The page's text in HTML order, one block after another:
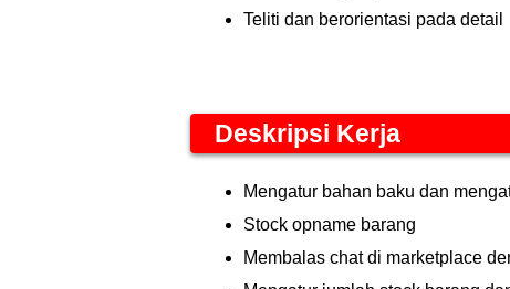
Teliti dan berorientasi pada detail
Deskripsi Kerja
Mengatur bahan baku dan
Stock opname barang
Membalas chat di marketplace